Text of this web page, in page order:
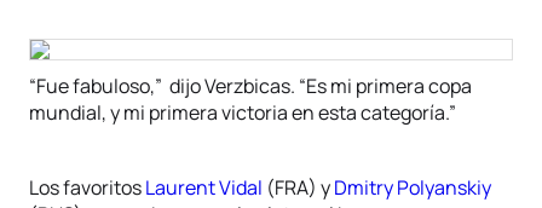
“Fue fabuloso,” dijo Verzbicas. “Es mi primera copa
mundial, y mi primera victoria en esta categoría.”
Los favoritosLaurent Vidal (FRA) yDmitry Polyanskiy